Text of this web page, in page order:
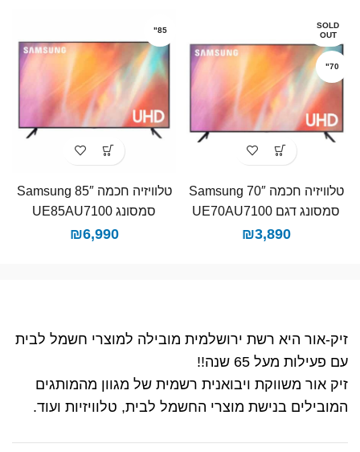
SOLD
OUT
70"
טלוויזיה חכמה 70″ Samsung
סמסונג דגם UE70AU7100
₪3,890
85"
טלוויזיה חכמה 85″ Samsung
סמסונג UE85AU7100
₪6,990
זיק-אור היא רשת ירושלמית מובילה למוצרי חשמל לבית
עם פעילות מעל 65 שנה!!
זיק אור משווקת ויבואנית רשמית של מגוון מהמותגים
המובילים בנישת מוצרי החשמל לבית, טלוויזיות ועוד.